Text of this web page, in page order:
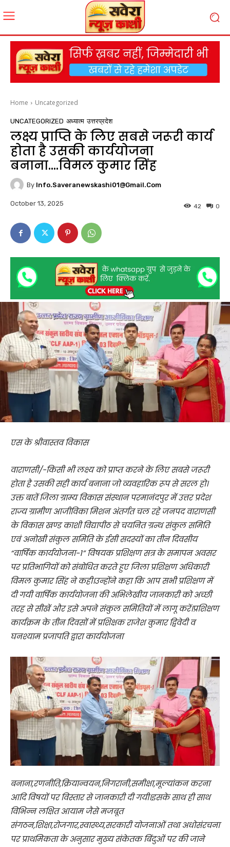
Home Uncategorized
UNCATEGORIZED अध्यात्म उत्तरप्रदेश
लक्ष्य प्राप्ति के लिए सबसे जरूरी कार्य
होता है उसकी कार्ययोजना
बनाना….विमल कुमार सिंह
By Info.saveranewskashi01@gmail.com
October 13, 2025 0
42
एस के श्रीवास्तव विकास
वाराणसी/-किसी भी लक्ष्य को प्राप्त करने के लिए सबसे जरूरी
होता है उसकी सही कार्य बनाना जो व्यवहारिक रूप से सरल हो।
उक्त बातें जिला ग्राम्य विकास संस्थान परमानंदपुर में उत्तर प्रदेश
राज्य ग्रामीण आजीविका मिशन अंतर्गत चल रहे जनपद वाराणसी
के विकास खण्ड काशी विद्यापीठ से चयनित ग्रन्थ संकुल समिति
एवं अनोखी संकुल समिति के ईसी सदस्यों का तीन दिवसीय
“वार्षिक कार्ययोजना-1” विषयक प्रशिक्षण सत्र के समापन अवसर
पर प्रतिभागियों को संबोधित करते हुए जिला प्रशिक्षण अधिकारी
विमल कुमार सिंह ने कही।उन्होंने कहा कि आप सभी प्रशिक्षण में
दी गयी वार्षिक कार्ययोजना की अभिलेखीय जानकारी को अच्छी
तरह से सीखें और इसे अपने संकुल समितियों में लागू करें।प्रशिक्षण
कार्यक्रम के तीन दिवसों में प्रशिक्षक राजेश कुमार द्विवेदी व
घनश्याम प्रजापति द्वारा कार्ययोजना
बनाना,रणनीति,क्रियान्वयन,निगरानी,समीक्षा,मूल्यांकन करना
आदि विषयों पर विस्तार से जानकारी दी गयी।इसके साथ ही साथ
विभिन्न लक्षित आयाम जैसे मजबूत
संगठन,शिक्षा,रोजगार,स्वास्थ्य,सरकारी योजनाओं तथा अधोसंरचना
पर प्राथमिकता के अनुसार मुख्य संकेतक बिंदुओं पर की जाने